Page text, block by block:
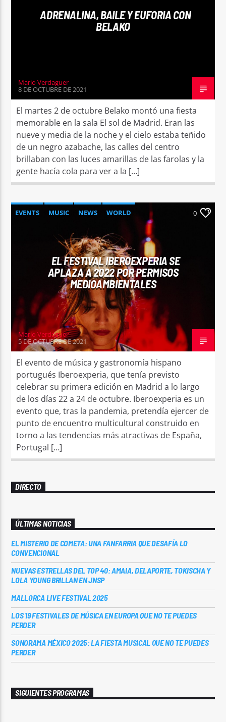
ADRENALINA, BAILE Y EUFORIA CON
BELAKO
Mario Verdaguer
8 DE OCTUBRE DE 2021
El martes 2 de octubre Belako montó una fiesta
memorable en la sala El sol de Madrid. Eran las
nueve y media de la noche y el cielo estaba teñido
de un negro azabache, las calles del centro
brillaban con las luces amarillas de las farolas y la
gente hacía cola para ver a la […]
EVENTS MUSIC NEWS WORLD 0
EL FESTIVAL IBEROEXPERIA SE
APLAZA A 2022 POR PERMISOS
MEDIOAMBIENTALES
Mario Verdaguer
5 DE OCTUBRE DE 2021
El evento de música y gastronomía hispano
portugués Iberoexperia, que tenía previsto
celebrar su primera edición en Madrid a lo largo
de los días 22 a 24 de octubre. Iberoexperia es un
evento que, tras la pandemia, pretendía ejercer de
punto de encuentro multicultural construido en
torno a las tendencias más atractivas de España,
Portugal […]
DIRECTO
ÚLTIMAS NOTICIAS
EL MISTERIO DE COMETA: UNA FANFARRIA QUE DESAFÍA LO
CONVENCIONAL
NUEVAS ESTRELLAS DEL TOP 40: AMAIA, DELAPORTE, TOKISCHA Y
LOLA YOUNG BRILLAN EN JNSP
MALLORCA LIVE FESTIVAL 2025
LOS 19 FESTIVALES DE MÚSICA EN EUROPA QUE NO TE PUEDES
PERDER
SONORAMA MÉXICO 2025: LA FIESTA MUSICAL QUE NO TE PUEDES
PERDER
SIGUIENTES PROGRAMAS